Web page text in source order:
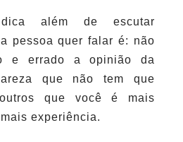
além de escutar
pessoa quer falar é: não
e errado a opinião da
que não tem que
que você é mais
experiência.